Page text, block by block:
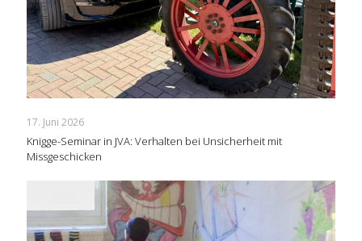
17. Juni 2026
Knigge-Seminar in JVA: Verhalten bei Unsicherheit mit
Missgeschicken